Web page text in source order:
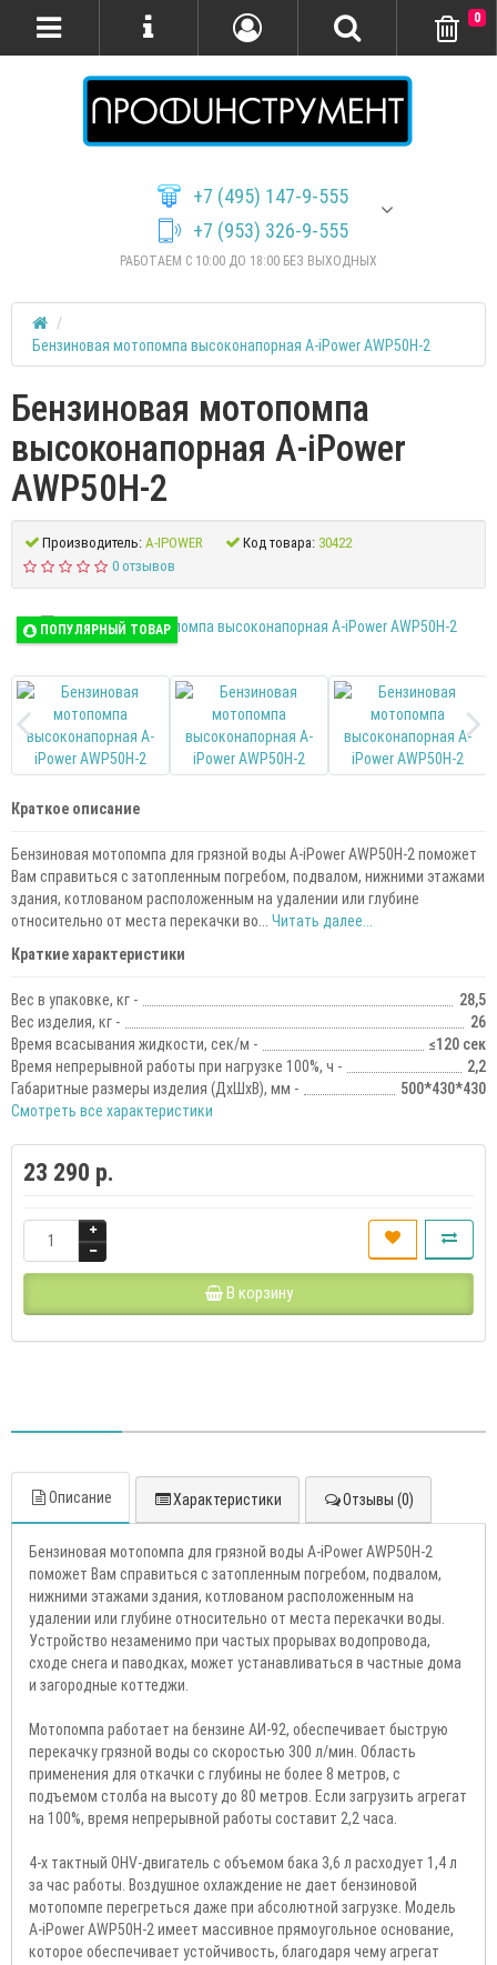
+7 (495) 147-9-555
+7 (953) 326-9-555
РАБОТАЕМ С 10:00 ДО 18:00 БЕЗ ВЫХОДНЫХ
0
Бензиновая мотопомпа высоконапорная A-iPower AWP50H-2
Бензиновая мотопомпа
высоконапорная A-iPower
AWP50H-2
Производитель: A-IPOWER Код товара: 30422
0 отзывов
ПОПУЛЯРНЫЙ ТОВАР
Краткое описание
Бензиновая мотопомпа для грязной воды A-iPower AWP50H-2 поможет
Вам справиться с затопленным погребом, подвалом, нижними этажами
здания, котлованом расположенным на удалении или глубине
относительно от места перекачки во... Читать далее...
Краткие характеристики
Вес в упаковке, кг -
28,5
Вес изделия, кг -
26
Время всасывания жидкости, сек/м -
≤120 сек
Время непрерывной работы при нагрузке 100%, ч -
2,2
Габаритные размеры изделия (ДхШхВ), мм -
500*430*430
Смотреть все характеристики
23 290 р.
В корзину
Описание Характеристики Отзывы (0)
Бензиновая мотопомпа для грязной воды A-iPower AWP50H-2
поможет Вам справиться с затопленным погребом, подвалом,
нижними этажами здания, котлованом расположенным на
удалении или глубине относительно от места перекачки воды.
Устройство незаменимо при частых прорывах водопровода,
сходе снега и паводках, может устанавливаться в частные дома
и загородные коттеджи.
Мотопомпа работает на бензине АИ-92, обеспечивает быструю
перекачку грязной воды со скоростью 300 л/мин. Область
применения для откачки с глубины не более 8 метров, с
подъемом столба на высоту до 80 метров. Если загрузить агрегат
на 100%, время непрерывной работы составит 2,2 часа.
4-х тактный OHV-двигатель с объемом бака 3,6 л расходует 1,4 л
за час работы. Воздушное охлаждение не дает бензиновой
мотопомпе перегреться даже при абсолютной загрузке. Модель
A-iPower AWP50H-2 имеет массивное прямоугольное основание,
которое обеспечивает устойчивость, благодаря чему агрегат